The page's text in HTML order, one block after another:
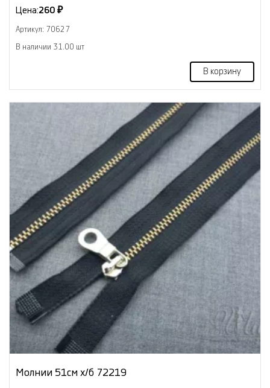
Цена:260 ₽
Артикул: 70627
В наличии 31.00 шт
В корзину
Молнии 51см х/б 72219